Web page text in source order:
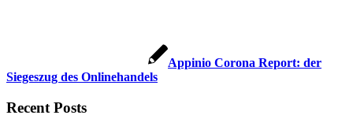
Appinio Corona Report: der
Siegeszug des Onlinehandels
Recent Posts